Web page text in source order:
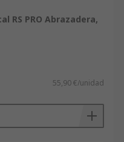
RS PRO Abrazadera,
55,90 €/unidad